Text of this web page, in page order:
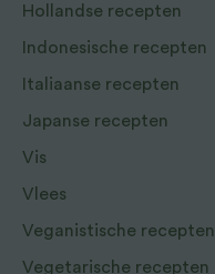
Hollandse recepten
Indonesische recepten
Italiaanse recepten
Japanse recepten
Vis
Vlees
Veganistische recepten
Vegetarische recepten